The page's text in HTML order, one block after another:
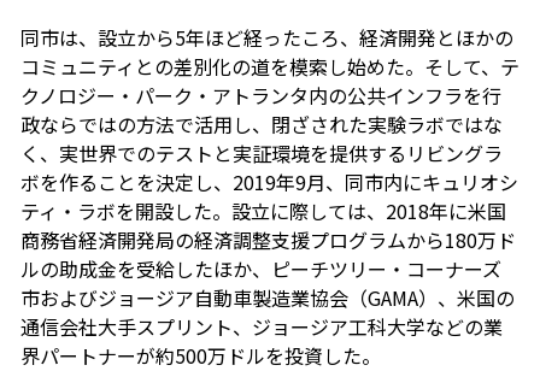
同市は、設立から5年ほど経ったころ、経済開発とほかの
コミュニティとの差別化の道を模索し始めた。そして、テ
クノロジー・パーク・アトランタ内の公共インフラを行
政ならではの方法で活用し、閉ざされた実験ラボではな
く、実世界でのテストと実証環境を提供するリビングラ
ボを作ることを決定し、2019年9月、同市内にキュリオシ
ティ・ラボを開設した。設立に際しては、2018年に米国
商務省経済開発局の経済調整支援プログラムから180万ド
ルの助成金を受給したほか、ピーチツリー・コーナーズ
市およびジョージア自動車製造業協会（GAMA）、米国の
通信会社大手スプリント、ジョージア工科大学などの業
界パートナーが約500万ドルを投資した。